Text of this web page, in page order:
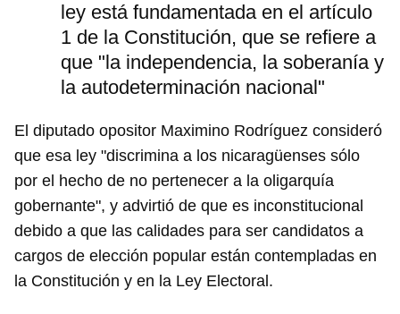
Guardar como favorito
INICIAR SESIÓN CANCELAR
ley está fundamentada en el artículo
1 de la Constitución, que se refiere a
que "la independencia, la soberanía y
la autodeterminación nacional"
El diputado opositor Maximino Rodríguez consideró
que esa ley "discrimina a los nicaragüenses sólo
por el hecho de no pertenecer a la oligarquía
gobernante", y advirtió de que es inconstitucional
debido a que las calidades para ser candidatos a
cargos de elección popular están contempladas en
la Constitución y en la Ley Electoral.